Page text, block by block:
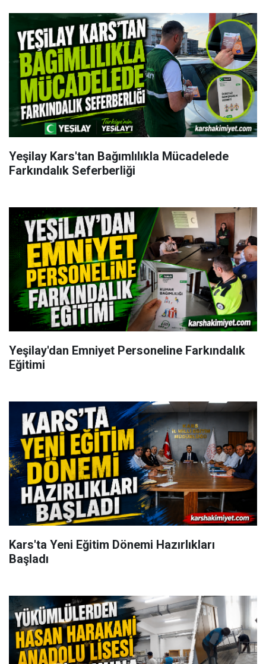
Yeşilay Kars'tan Bağımlılıkla Mücadelede
Farkındalık Seferberliği
Yeşilay'dan Emniyet Personeline Farkındalık
Eğitimi
Kars'ta Yeni Eğitim Dönemi Hazırlıkları
Başladı